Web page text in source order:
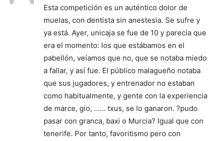
Esta competición es un auténtico dolor de
muelas, con dentista sin anestesia. Se sufre y
ya está. Ayer, unicaja se fue de 10 y parecía que
era el momento: los que estábamos en el
pabellón, veíamos que no, que se notaba miedo
a fallar, y así fue. El público malagueño notaba
que sus jugadores, y entrenador no estaban
como habitualmente, y gente con la experiencia
de marce, gio, …… txus, se lo ganaron. ?pudo
pasar con granca, baxi o Murcia? Igual que con
tenerife. Por tanto, favoritismo pero con